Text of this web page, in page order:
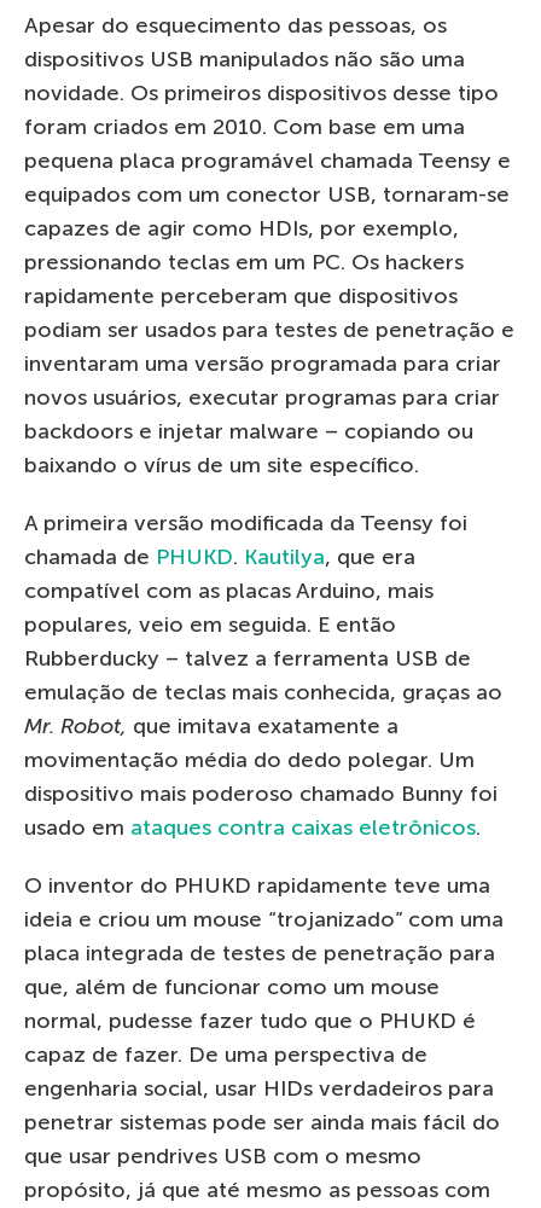
Apesar do esquecimento das pessoas, os
dispositivos USB manipulados não são uma
novidade. Os primeiros dispositivos desse tipo
foram criados em 2010. Com base em uma
pequena placa programável chamada Teensy e
equipados com um conector USB, tornaram-se
capazes de agir como HDIs, por exemplo,
pressionando teclas em um PC. Os hackers
rapidamente perceberam que dispositivos
podiam ser usados para testes de penetração e
inventaram uma versão programada para criar
novos usuários, executar programas para criar
backdoors e injetar malware – copiando ou
baixando o vírus de um site específico.
A primeira versão modificada da Teensy foi
chamada de PHUKD. Kautilya, que era
compatível com as placas Arduino, mais
populares, veio em seguida. E então
Rubberducky – talvez a ferramenta USB de
emulação de teclas mais conhecida, graças ao
Mr. Robot, que imitava exatamente a
movimentação média do dedo polegar. Um
dispositivo mais poderoso chamado Bunny foi
usado em ataques contra caixas eletrônicos.
O inventor do PHUKD rapidamente teve uma
ideia e criou um mouse “trojanizado” com uma
placa integrada de testes de penetração para
que, além de funcionar como um mouse
normal, pudesse fazer tudo que o PHUKD é
capaz de fazer. De uma perspectiva de
engenharia social, usar HIDs verdadeiros para
penetrar sistemas pode ser ainda mais fácil do
que usar pendrives USB com o mesmo
propósito, já que até mesmo as pessoas com